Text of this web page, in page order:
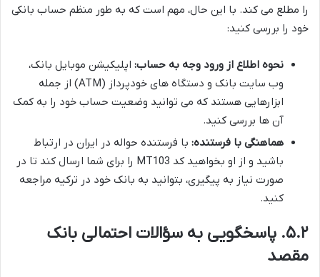
را مطلع می کند. با این حال، مهم است که به طور منظم حساب بانکی
خود را بررسی کنید:
نحوه اطلاع از ورود وجه به حساب: اپلیکیشن موبایل بانک،
وب سایت بانک و دستگاه های خودپرداز (ATM) از جمله
ابزارهایی هستند که می توانید وضعیت حساب خود را به کمک
آن ها بررسی کنید.
هماهنگی با فرستنده: با فرستنده حواله در ایران در ارتباط
باشید و از او بخواهید کد MT103 را برای شما ارسال کند تا در
صورت نیاز به پیگیری، بتوانید به بانک خود در ترکیه مراجعه
کنید.
۵.۲. پاسخگویی به سؤالات احتمالی بانک
مقصد